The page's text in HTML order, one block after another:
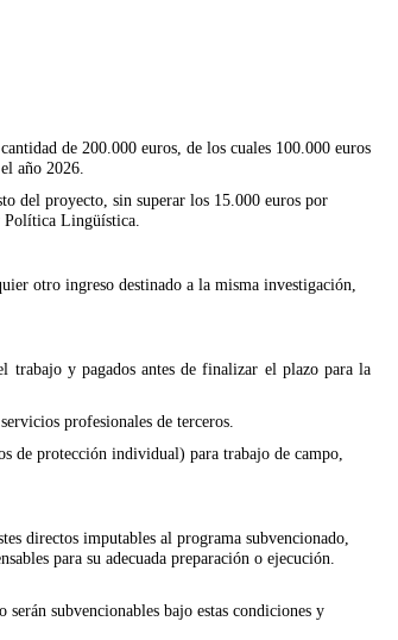
de 200.000 euros, de los cuales 100.000 euros
año 2026.
del proyecto, sin superar los 15.000 euros por
Política Lingüística.
otro ingreso destinado a la misma investigación,
trabajo y pagados antes de finalizar el plazo para la
profesionales de terceros.
de protección individual) para trabajo de campo,
directos imputables al programa subvencionado,
para su adecuada preparación o ejecución.
subvencionables bajo estas condiciones y